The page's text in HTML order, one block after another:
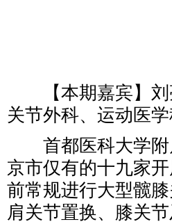
【本期嘉宾】刘
关节外科、运动医
首都医科大学附
京市仅有的十九家
前常规进行大型髋
肩关节置换、膝关